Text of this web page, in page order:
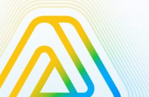
ラーニングサークル
セキュリティー